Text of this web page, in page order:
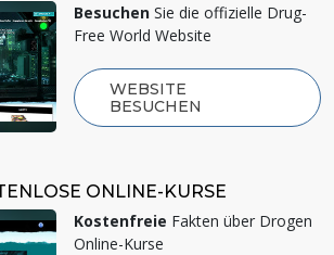
Besuchen Sie die offizielle Drug-
Free World Website
WEBSITE
BESUCHEN
ONLINE-KURSE
Kostenfreie Fakten über Drogen
Online-Kurse